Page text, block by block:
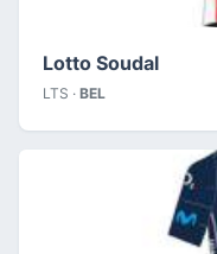
Lotto Soudal
LTS · BEL